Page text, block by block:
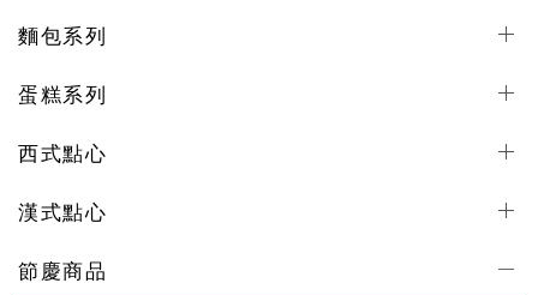
麵包系列
蛋糕系列
西式點心
漢式點心
節慶商品